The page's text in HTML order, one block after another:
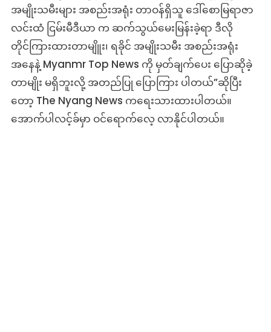
အမျိုးသမီးများ အစည်းအရုံး တာဝန်ရှိသူ ဒေါ်စောမြရာဇာ
လင်းထံ ငြမ်းမီဒီယာ က ဆက်သွယ်မေးမြန်းခဲ့ရာ ဒီလို
တိုင်ကြားထားတာမျိူး၊ ရခိုင် အမျိုးသမီး အစည်းအရုံး
အနေနဲ့ Myanmr Top News ကို မှတ်ချက်ပေး ပြောဆိုခဲ့
တာမျိုး မရှိဘူးလို့ အတည်ပြု ပြောကြား ပါတယ်”ဆိုပြီး
တော့ The Nyang News ကရေးသားထားပါတယ်။
အောက်ပါလင့်ခ်မှာ ဝင်ရောက်လေ့ လာနိုင်ပါတယ်။